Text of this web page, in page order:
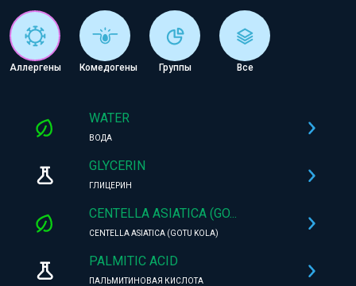
Аллергены Комедогены Группы Все
WATER
ВОДА
GLYCERIN
ГЛИЦЕРИН
CENTELLA ASIATICA (GO...
CENTELLA ASIATICA (GOTU KOLA)
PALMITIC ACID
ПАЛЬМИТИНОВАЯ КИСЛОТА